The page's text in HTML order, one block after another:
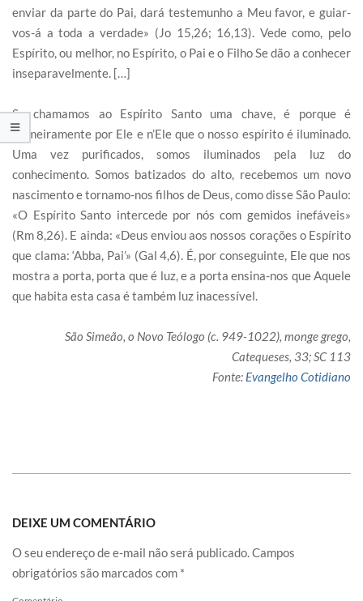
enviar da parte do Pai, dará testemunho a Meu favor, e guiar-
vos-á a toda a verdade» (Jo 15,26; 16,13). Vede como, pelo
Espírito, ou melhor, no Espírito, o Pai e o Filho Se dão a conhecer
inseparavelmente. […]
Se chamamos ao Espírito Santo uma chave, é porque é
primeiramente por Ele e n’Ele que o nosso espírito é iluminado.
Uma vez purificados, somos iluminados pela luz do
conhecimento. Somos batizados do alto, recebemos um novo
nascimento e tornamo-nos filhos de Deus, como disse São Paulo:
«O Espírito Santo intercede por nós com gemidos inefáveis»
(Rm 8,26). E ainda: «Deus enviou aos nossos corações o Espírito
que clama: ‘Abba, Pai’» (Gal 4,6). É, por conseguinte, Ele que nos
mostra a porta, porta que é luz, e a porta ensina-nos que Aquele
que habita esta casa é também luz inacessível.
São Simeão, o Novo Teólogo (c. 949-1022), monge grego,
Catequeses, 33; SC 113
Fonte: Evangelho Cotidiano
DEIXE UM COMENTÁRIO
O seu endereço de e-mail não será publicado.Campos
obrigatórios são marcados com *